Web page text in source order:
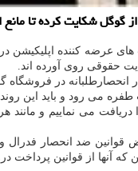
سهم 30 درصدی از پرداخت های
حقوقی روی آورده اند.
انحصارطلبانه در فروشگاه
می رود و باید این روند
دریافت می نماییم و مانند
قوانین ضد انحصار
که آنها از قوانین